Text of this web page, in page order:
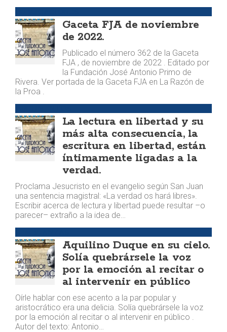
Gaceta FJA de noviembre
de 2022.
Publicado el número 362 de la Gaceta
FJA , de noviembre de 2022 . Editado por
la Fundación José Antonio Primo de
Rivera. Ver portada de la Gaceta FJA en La Razón de
la Proa .
La lectura en libertad y su
más alta consecuencia, la
escritura en libertad, están
íntimamente ligadas a la
verdad.
Proclama Jesucristo en el evangelio según San Juan
una sentencia magistral: «La verdad os hará libres».
Escribir acerca de lectura y libertad puede resultar –o
parecer– extraño a la idea de…
Aquilino Duque en su cielo.
Solía quebrársele la voz
por la emoción al recitar o
al intervenir en público
Oírle hablar con ese acento a la par popular y
aristocrático era una delicia. Solía quebrársele la voz
por la emoción al recitar o al intervenir en público .
Autor del texto: Antonio…